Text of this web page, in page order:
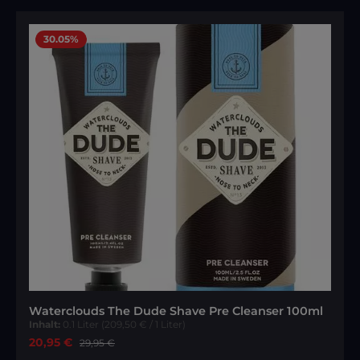
30.05%
Waterclouds The Dude Shave Pre Cleanser 100ml
Inhalt: 0.1 Liter (209,50 € / 1 Liter)
Verkaufspreis:
20,95 € Regulärer Preis:
29,95 €